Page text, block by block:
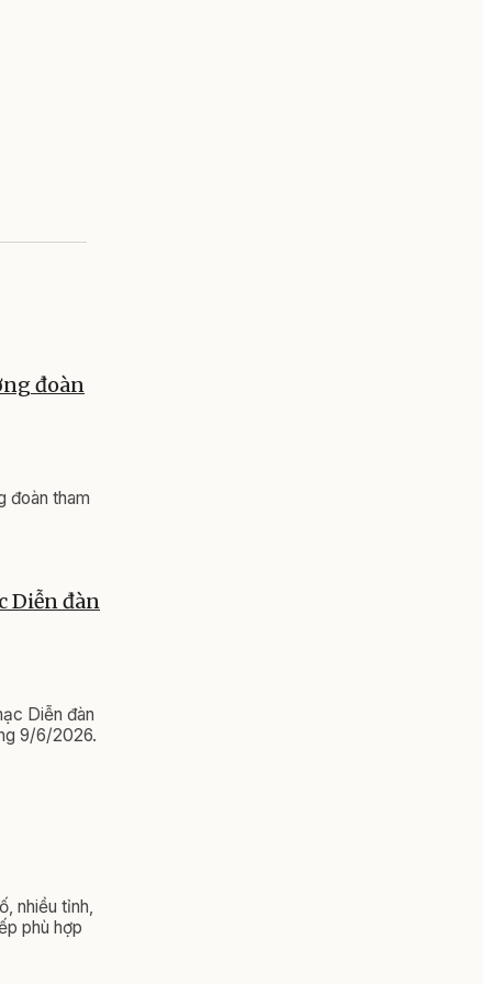
đoàn
đoàn tham
Diễn đàn
Diễn đàn
9/6/2026.
nhiều tỉnh,
phù hợp